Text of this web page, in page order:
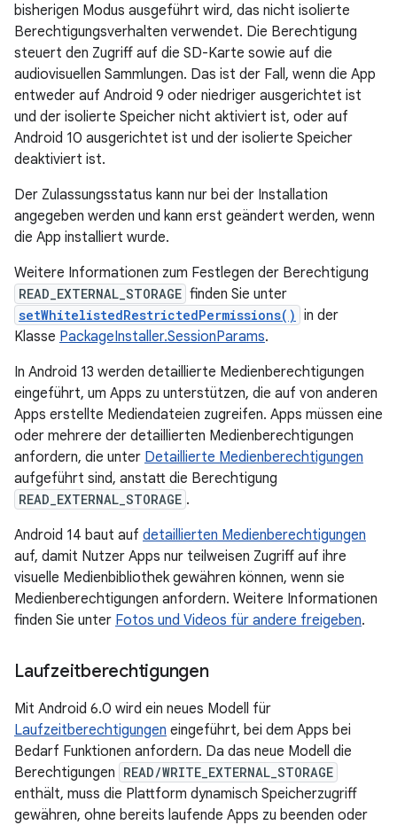
bisherigen Modus ausgeführt wird, das nicht isolierte
Berechtigungsverhalten verwendet. Die Berechtigung
steuert den Zugriff auf die SD-Karte sowie auf die
audiovisuellen Sammlungen. Das ist der Fall, wenn die App
entweder auf Android 9 oder niedriger ausgerichtet ist
und der isolierte Speicher nicht aktiviert ist, oder auf
Android 10 ausgerichtet ist und der isolierte Speicher
deaktiviert ist.
Der Zulassungsstatus kann nur bei der Installation
angegeben werden und kann erst geändert werden, wenn
die App installiert wurde.
Weitere Informationen zum Festlegen der Berechtigung
READ_EXTERNAL_STORAGE finden Sie unter
setWhitelistedRestrictedPermissions() in der
Klasse PackageInstaller.SessionParams.
In Android 13 werden detaillierte Medienberechtigungen
eingeführt, um Apps zu unterstützen, die auf von anderen
Apps erstellte Mediendateien zugreifen. Apps müssen eine
oder mehrere der detaillierten Medienberechtigungen
anfordern, die unter Detaillierte Medienberechtigungen
aufgeführt sind, anstatt die Berechtigung
READ_EXTERNAL_STORAGE .
Android 14 baut auf detaillierten Medienberechtigungen
auf, damit Nutzer Apps nur teilweisen Zugriff auf ihre
visuelle Medienbibliothek gewähren können, wenn sie
Medienberechtigungen anfordern. Weitere Informationen
finden Sie unter Fotos und Videos für andere freigeben.
Laufzeitberechtigungen
Mit Android 6.0 wird ein neues Modell für
Laufzeitberechtigungen eingeführt, bei dem Apps bei
Bedarf Funktionen anfordern. Da das neue Modell die
Berechtigungen READ/WRITE_EXTERNAL_STORAGE
enthält, muss die Plattform dynamisch Speicherzugriff
gewähren, ohne bereits laufende Apps zu beenden oder